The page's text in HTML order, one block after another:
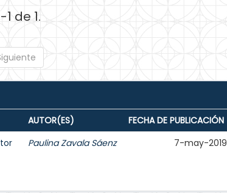
de 1.
AUTOR(ES)
FECHA DE PUBLICACIÓN
Paulina Zavala Sáenz 7-may-2019